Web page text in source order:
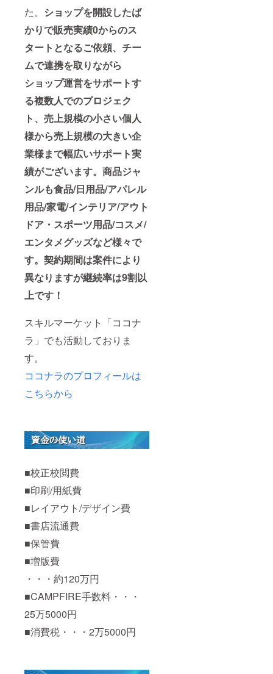
た。 ショップを開設したば
かりで販売実績0からのス
タートとなるご依頼、チー
ムで連携を取りながら
ショップ運営をサポートす
る複数人でのプロジェク
ト、売上規模の小さい個人
様から売上規模の大きい企
業様まで幅広いサポート実
績がございます。商品ジャ
ンルも食品/日用品/アパレル
用品/家電/インテリア/アウト
ドア・スポーツ用品/コスメ/
エンタメグッズなど様々で
す。契約期間は案件により
異なりますが継続率は9割以
上です！
スキルマーケット「ココナ
ラ」でも活動しておりま
す。
ココナラのプロフィールは
こちらから
■校正校閲費
■印刷/用紙費
■レイアウト/デザイン費
■書店流通費
■保管費
■増版費
・・・約120万円
■CAMPFIRE手数料・・・
25万5000円
■消費税・・・2万5000円